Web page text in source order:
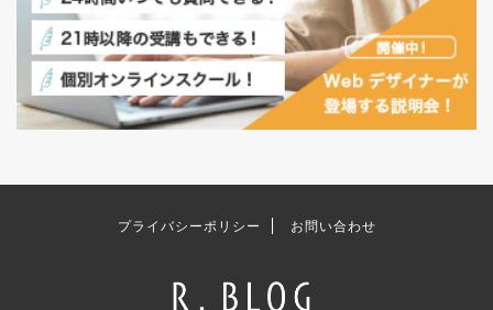
プライバシーポリシー お問い合わせ